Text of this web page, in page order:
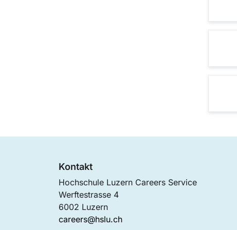
Kontakt
Hochschule Luzern Careers Service
Werftestrasse 4
6002 Luzern
careers@hslu.ch